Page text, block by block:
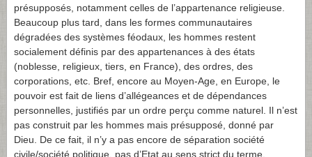
présupposés, notamment celles de l’appartenance religieuse.
Beaucoup plus tard, dans les formes communautaires
dégradées des systèmes féodaux, les hommes restent
socialement définis par des appartenances à des états
(noblesse, religieux, tiers, en France), des ordres, des
corporations, etc. Bref, encore au Moyen-Age, en Europe, le
pouvoir est fait de liens d’allégeances et de dépendances
personnelles, justifiés par un ordre perçu comme naturel. Il n’est
pas construit par les hommes mais présupposé, donné par
Dieu. De ce fait, il n’y a pas encore de séparation société
civile/société politique, pas d’Etat au sens strict du terme.